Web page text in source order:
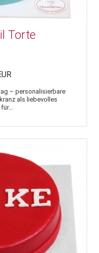
Torte
– personalisierbare
als liebevolles